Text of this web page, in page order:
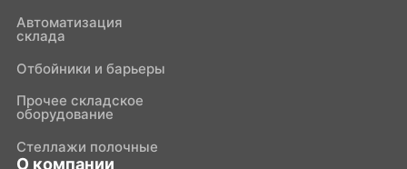
Автоматизация
склада
Отбойники и барьеры
Прочее складское
оборудование
Стеллажи полочные
О компании